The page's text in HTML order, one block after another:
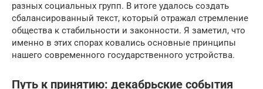
разных социальных групп. В итоге удалось создать
сбалансированный текст, который отражал стремление
общества к стабильности и законности. Я заметил, что
именно в этих спорах ковались основные принципы
нашего современного государственного устройства.
Путь к принятию: декабрьские события